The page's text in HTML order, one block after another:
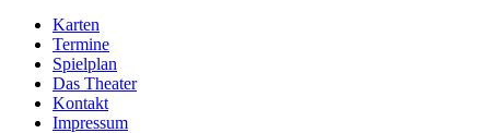
Karten
Termine
Spielplan
Das Theater
Kontakt
Impressum